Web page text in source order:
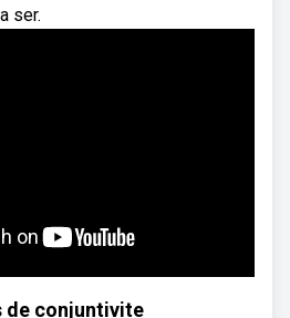
ser.
de conjuntivite